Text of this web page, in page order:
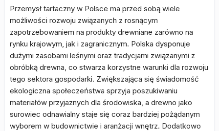
Przemysł tartaczny w Polsce ma przed sobą wiele
możliwości rozwoju związanych z rosnącym
zapotrzebowaniem na produkty drewniane zarówno na
rynku krajowym, jak i zagranicznym. Polska dysponuje
dużymi zasobami leśnymi oraz tradycjami związanymi z
obróbką drewna, co stwarza korzystne warunki dla rozwoju
tego sektora gospodarki. Zwiększająca się świadomość
ekologiczna społeczeństwa sprzyja poszukiwaniu
materiałów przyjaznych dla środowiska, a drewno jako
surowiec odnawialny staje się coraz bardziej pożądanym
wyborem w budownictwie i aranżacji wnętrz. Dodatkowo